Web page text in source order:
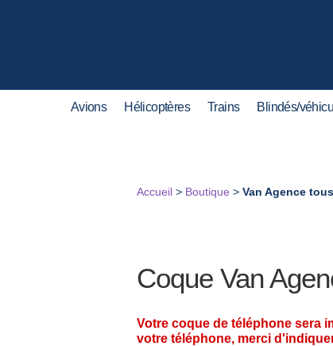
Avions Hélicoptères Trains Blindés/
Accueil > Boutique > Van Agence
Coque Van
Votre coque de téléphone sera
votre téléphone, merci